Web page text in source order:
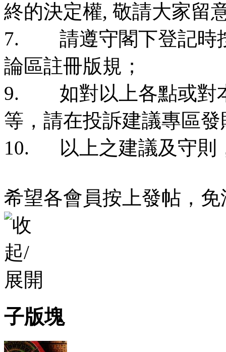
終的決定權, 敬請大家留
7. 請遵守閣下登記時
論區註冊版規；
9. 如對以上各點或對
等，請在投訴建議專區
10. 以上之建議及守則
希望各會員按上發帖，
子版塊